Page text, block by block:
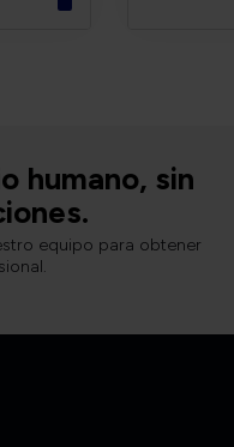
humano, sin
equipo para obtener